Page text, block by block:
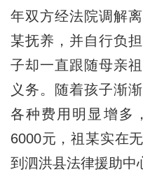
年双方经法院调解
某抚养，并自行负
子却一直跟随母亲
义务。随着孩子渐
各种费用明显增多
6000元，祖某实在
到泗洪县法律援助中